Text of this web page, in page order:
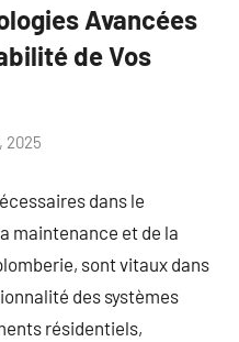
Avancées
de Vos
2025
dans le
maintenance et de la
sont vitaux dans
des systèmes
résidentiels,